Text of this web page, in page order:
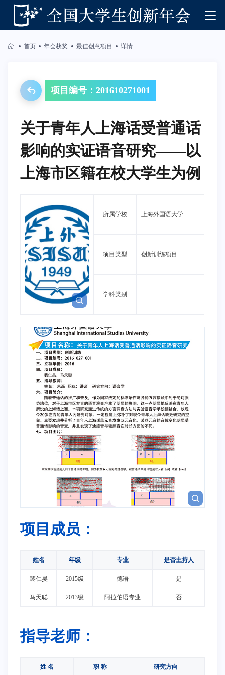
首页 年会获奖 最佳创意项目 详情
项目编号：201610271001
关于青年人上海话受普通话
影响的实证语音研究——以
上海市区籍在校大学生为例
所属学校 上海外国语大学
项目类型 创新训练项目
学科类别 ——
项目成员：
姓名 年级 专业 是否主持人
裴仁昊 2015级 德语 是
马天聪 2013级 阿拉伯语专业 否
指导老师：
姓 名 职 称 研究方向